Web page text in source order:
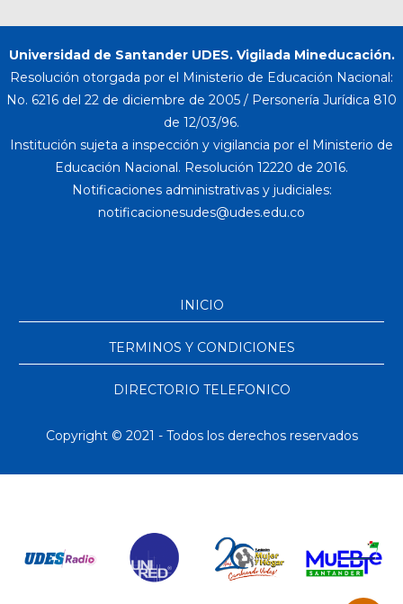
Universidad de Santander UDES. Vigilada Mineducación.
Resolución otorgada por el Ministerio de Educación Nacional:
No. 6216 del 22 de diciembre de 2005 / Personería Jurídica 810
de 12/03/96.
Institución sujeta a inspección y vigilancia por el Ministerio de
Educación Nacional. Resolución 12220 de 2016.
Notificaciones administrativas y judiciales:
INICIO
TERMINOS Y CONDICIONES
DIRECTORIO TELEFONICO
Copyright © 2021 - Todos los derechos reservados